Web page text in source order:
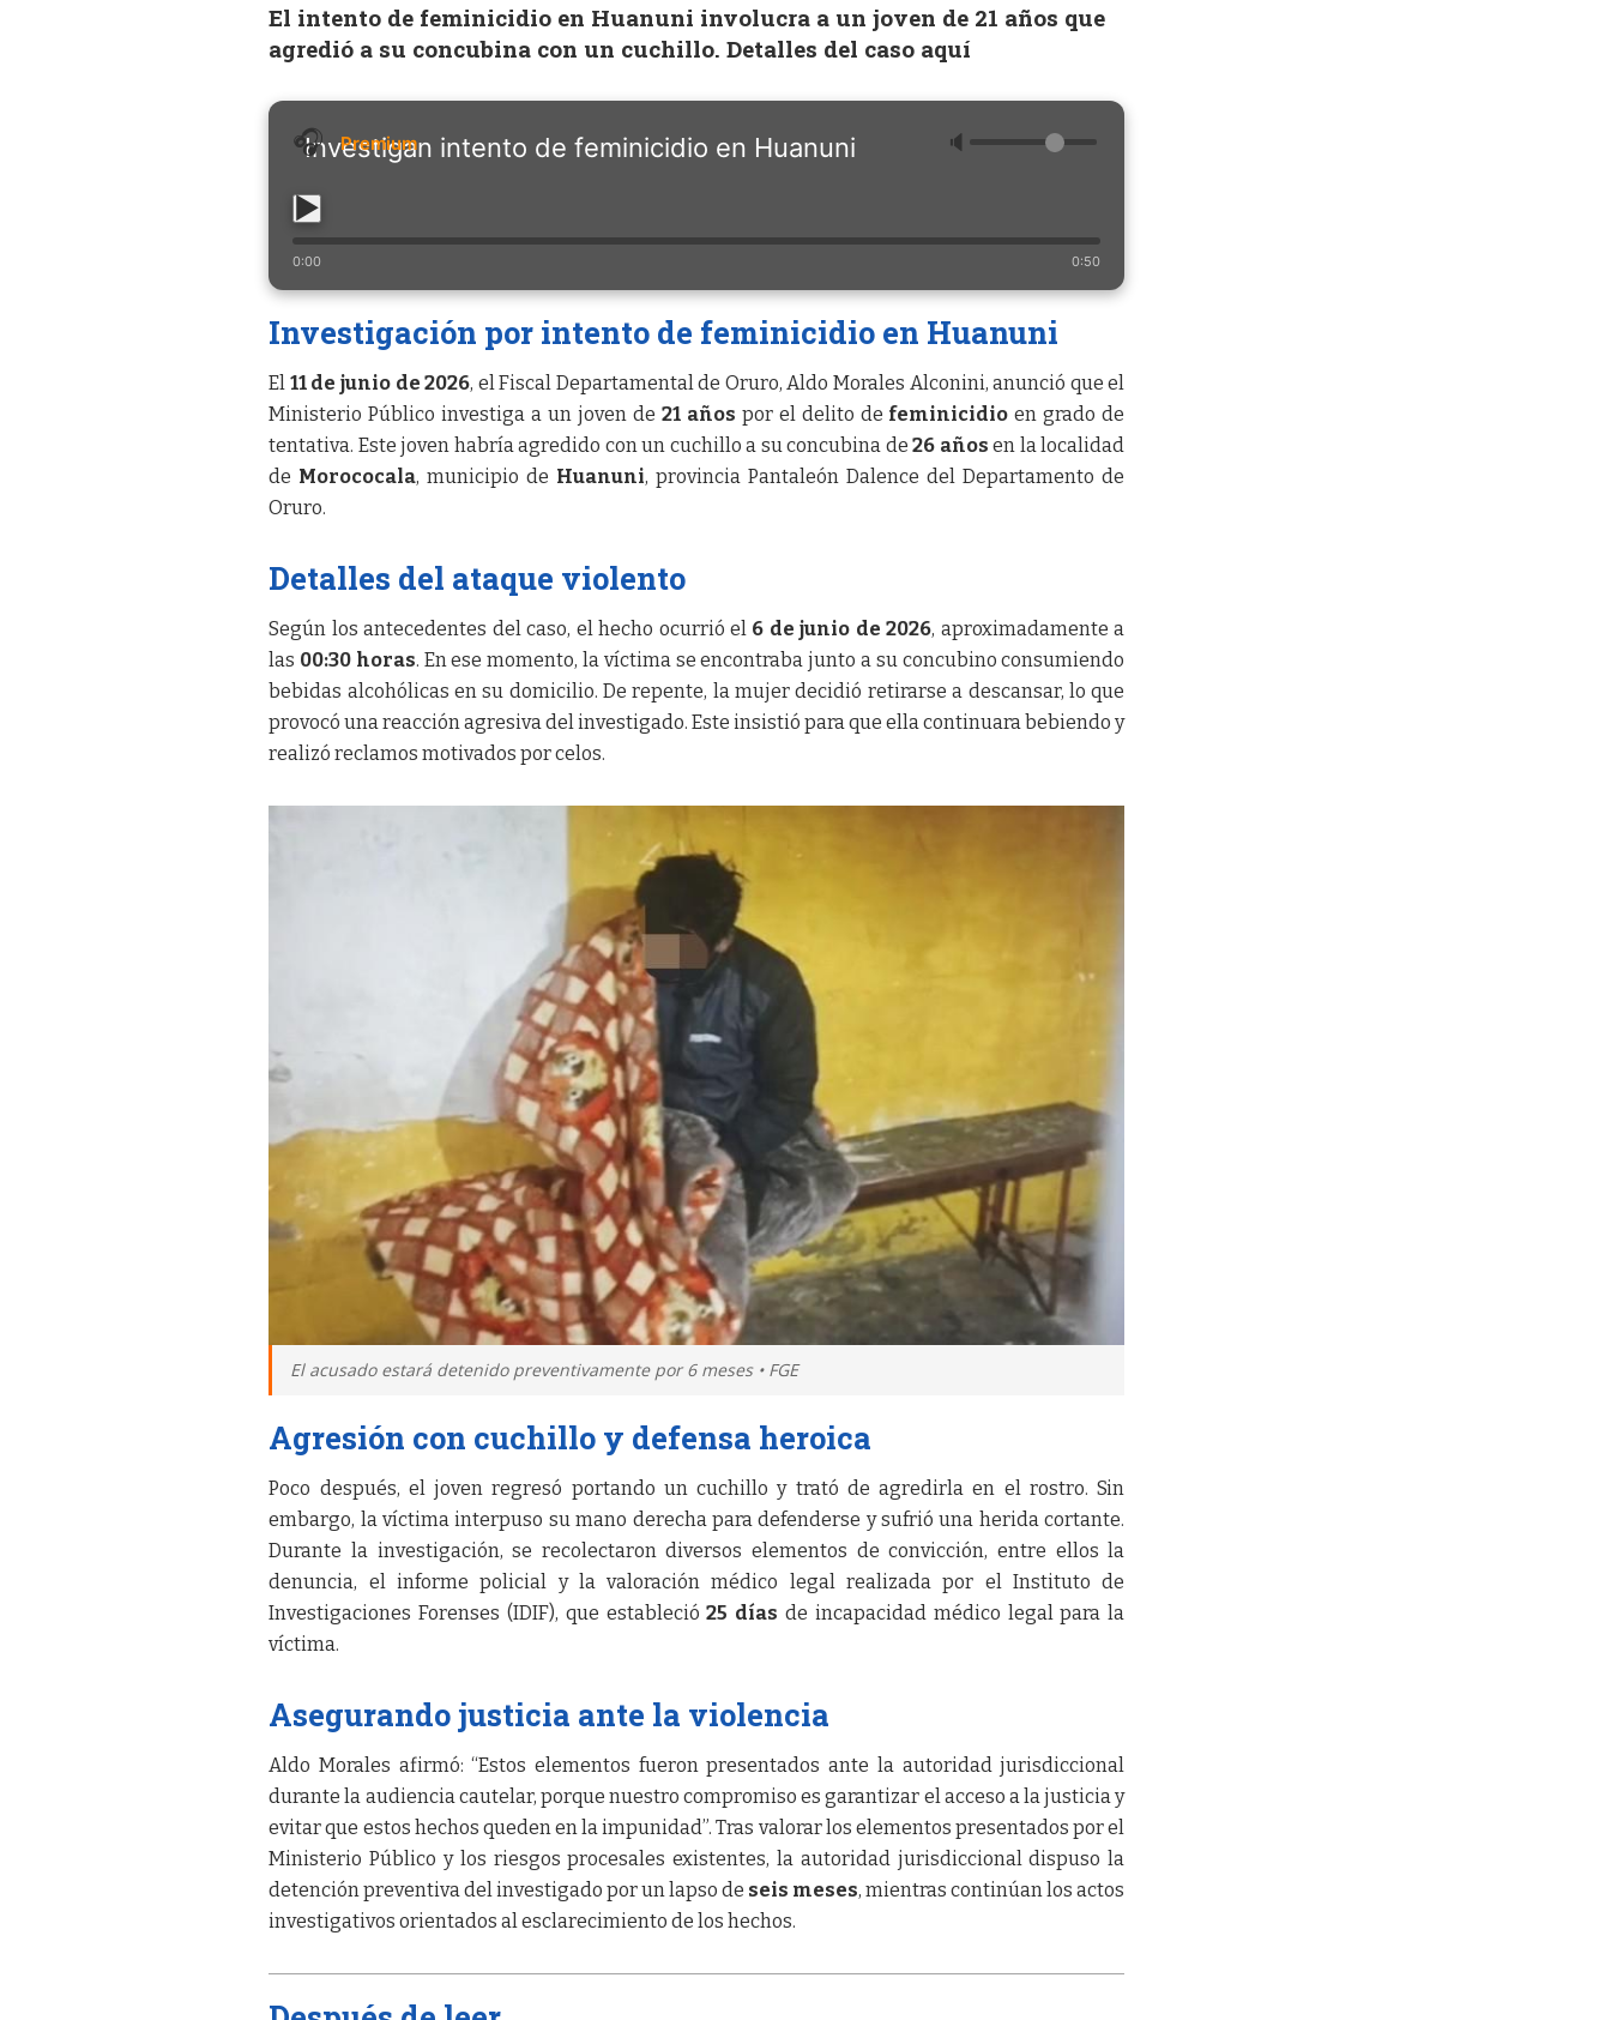
El intento de feminicidio en Huanuni involucra a un joven de 21 años que
agredió a su concubina con un cuchillo. Detalles del caso aquí
Investigan intento de feminicidio en Huanuni 🔈
0:00 0:50
Investigación por intento de feminicidio en Huanuni
El 11 de junio de 2026, el Fiscal Departamental de Oruro, Aldo Morales Alconini, anunció que el
Ministerio Público investiga a un joven de 21 años por el delito de feminicidio en grado de
tentativa. Este joven habría agredido con un cuchillo a su concubina de26 años en la localidad
de Morococala, municipio de Huanuni, provincia Pantaleón Dalence del Departamento de
Oruro.
Detalles del ataque violento
Según los antecedentes del caso, el hecho ocurrió el 6 de junio de 2026, aproximadamente a
las 00:30 horas. En ese momento, la víctima se encontraba junto a su concubino consumiendo
bebidas alcohólicas en su domicilio. De repente, la mujer decidió retirarse a descansar, lo que
provocó una reacción agresiva del investigado. Este insistió para que ella continuara bebiendo y
realizó reclamos motivados por celos.
El acusado estará detenido preventivamente por 6 meses • FGE
Agresión con cuchillo y defensa heroica
Poco después, el joven regresó portando un cuchillo y trató de agredirla en el rostro. Sin
embargo, la víctima interpuso su mano derecha para defenderse y sufrió una herida cortante.
Durante la investigación, se recolectaron diversos elementos de convicción, entre ellos la
denuncia, el informe policial y la valoración médico legal realizada por el Instituto de
Investigaciones Forenses (IDIF), que estableció25 días de incapacidad médico legal para la
víctima.
Asegurando justicia ante la violencia
Aldo Morales afirmó: “Estos elementos fueron presentados ante la autoridad jurisdiccional
durante la audiencia cautelar, porque nuestro compromiso es garantizar el acceso a la justicia y
evitar que estos hechos queden en la impunidad”. Tras valorar los elementos presentados por el
Ministerio Público y los riesgos procesales existentes, la autoridad jurisdiccional dispuso la
detención preventiva del investigado por un lapso de seis meses, mientras continúan los actos
investigativos orientados al esclarecimiento de los hechos.